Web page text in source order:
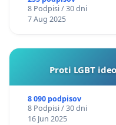
8 Podpisi / 30 dni
7 Aug 2025
Proti LGBT
8 090 podpisov
8 Podpisi / 30 dni
16 Jun 2025